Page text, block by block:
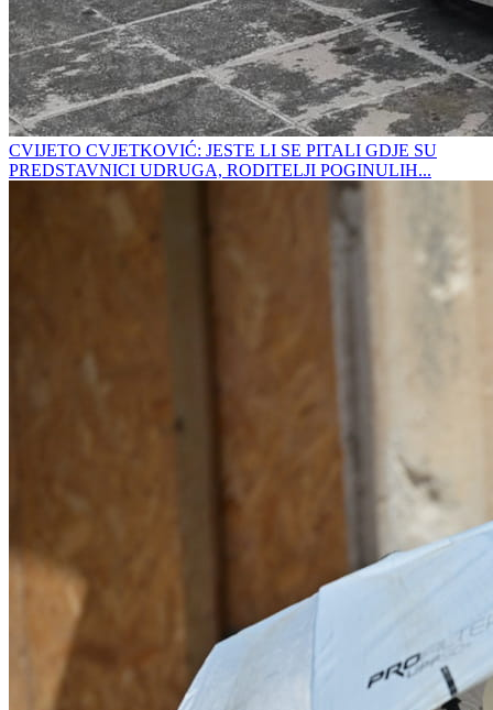
CVIJETO CVJETKOVIĆ: JESTE LI SE PITALI GDJE SU
PREDSTAVNICI UDRUGA, RODITELJI POGINULIH...